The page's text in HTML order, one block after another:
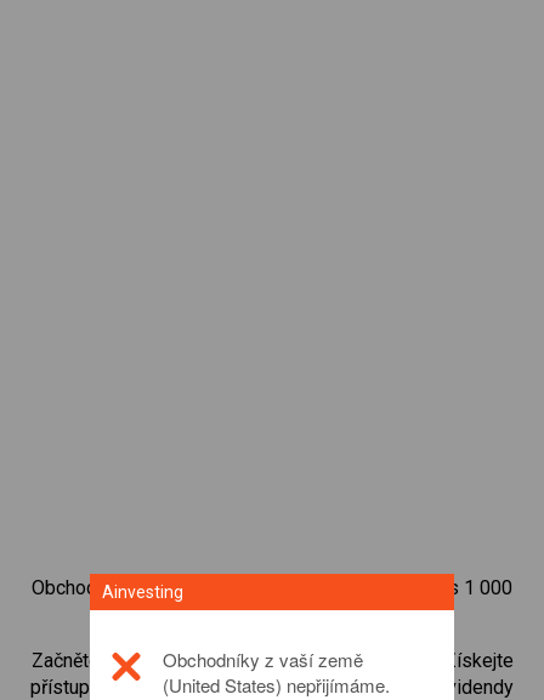
Obchodujte na obchodní platformě Ainvesting přes 1 000
mezinárodních akcií.
Začněte obchodovat CFD na PDD Holdings Inc.
. Získejte
přístup ke kurzům v reálném čase a dostávejte dividendy
Ainvesting
Obchodníky z vaší země
(United States) nepřijímáme.